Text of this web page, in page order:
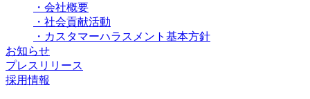
・会社概要
・社会貢献活動
・カスタマーハラスメント基本方針
お知らせ
プレスリリース
採用情報